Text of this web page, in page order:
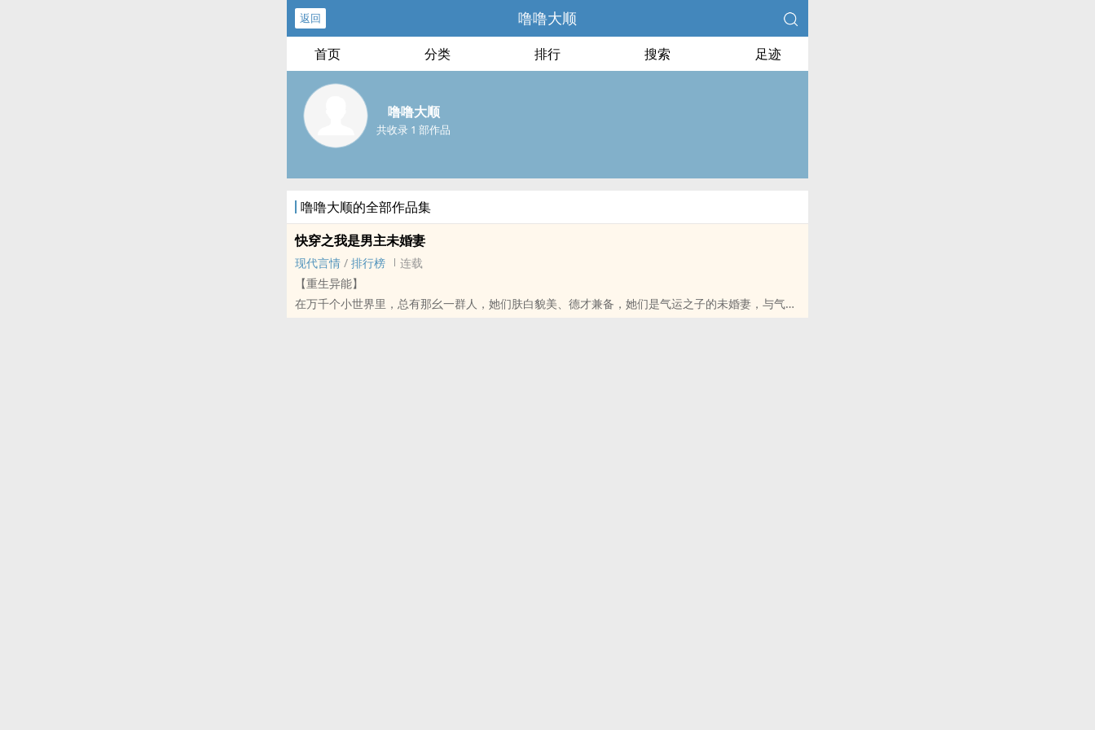
返回 噜噜大顺
首页 分类 排行 搜索 足迹
噜噜大顺
共收录 1 部作品
噜噜大顺的全部作品集
快穿之我是男主未婚妻
现代言情 / 排行榜
连载
【重生异能】
在万千个小世界里，总有那幺一群人，她们肤白貌美、德才兼备，她们是气运之子的未婚妻，与气运